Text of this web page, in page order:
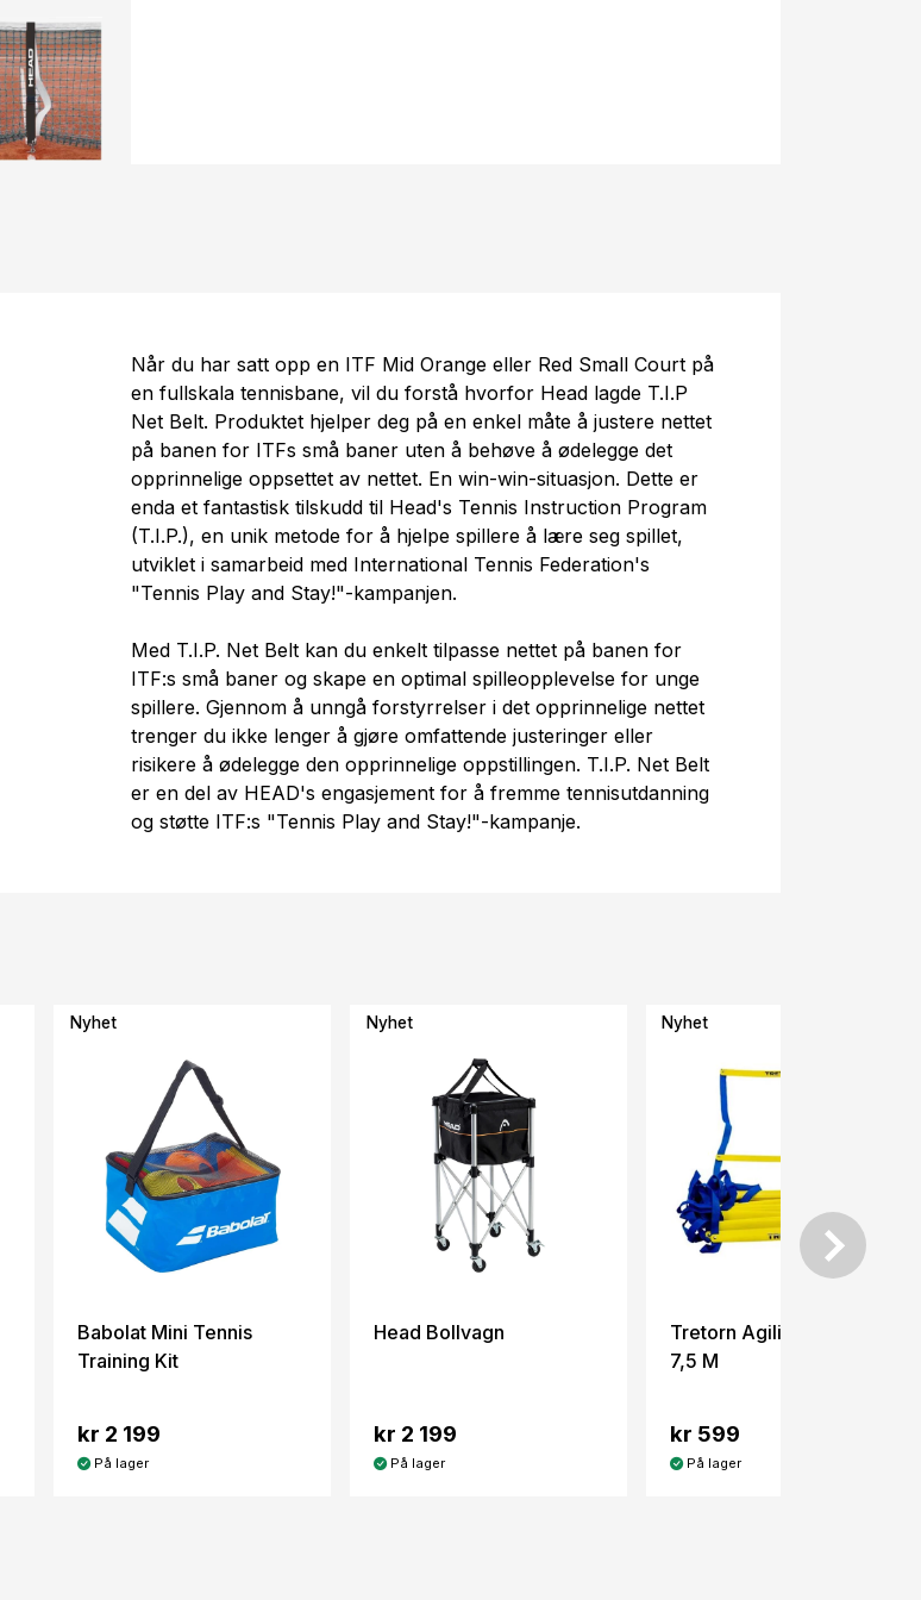
Når du har satt opp en ITF Mid Orange eller Red Small Court på
en fullskala tennisbane, vil du forstå hvorfor Head lagde T.I.P
Net Belt. Produktet hjelper deg på en enkel måte å justere nettet
på banen for ITFs små baner uten å behøve å ødelegge det
opprinnelige oppsettet av nettet. En win-win-situasjon. Dette er
enda et fantastisk tilskudd til Head's Tennis Instruction Program
(T.I.P.), en unik metode for å hjelpe spillere å lære seg spillet,
utviklet i samarbeid med International Tennis Federation's
"Tennis Play and Stay!"-kampanjen.
Med T.I.P. Net Belt kan du enkelt tilpasse nettet på banen for
ITF:s små baner og skape en optimal spilleopplevelse for unge
spillere. Gjennom å unngå forstyrrelser i det opprinnelige nettet
trenger du ikke lenger å gjøre omfattende justeringer eller
risikere å ødelegge den opprinnelige oppstillingen. T.I.P. Net Belt
er en del av HEAD's engasjement for å fremme tennisutdanning
og støtte ITF:s "Tennis Play and Stay!"-kampanje.
Nyhet
Babolat Mini Tennis
Training Kit
kr 2 199
På lager
Nyhet
Head Bollvagn
kr 2 199
På lager
Nyhet
Tretorn Agility Ladder
7,5 M
kr 599
På lager